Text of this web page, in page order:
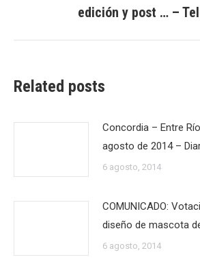
siguiente:
edición y post … –
Related posts
Concordia – Entre
agosto de 2014 –
6 agosto, 2014
COMUNICADO:
diseño de mascota
6 agosto, 2014